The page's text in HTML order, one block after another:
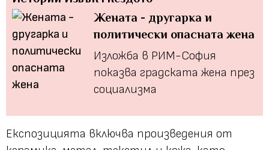
Жената - другарка и
политически опасната жена
Изложба в РИМ-София
показва градската жена през
социализма
Експозицията включва произведения от